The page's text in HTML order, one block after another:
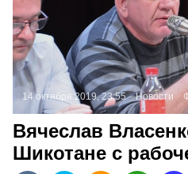
14 октября 2019, 23:55 Новости
Вячеслав
Шикотане с